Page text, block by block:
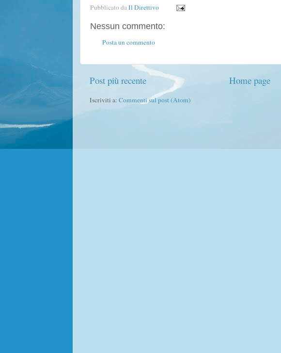
Pubblicato daIl Direttivo
Nessun commento:
Posta un commento
Post più recente Home page
Iscriviti a: Commenti sul post (Atom)